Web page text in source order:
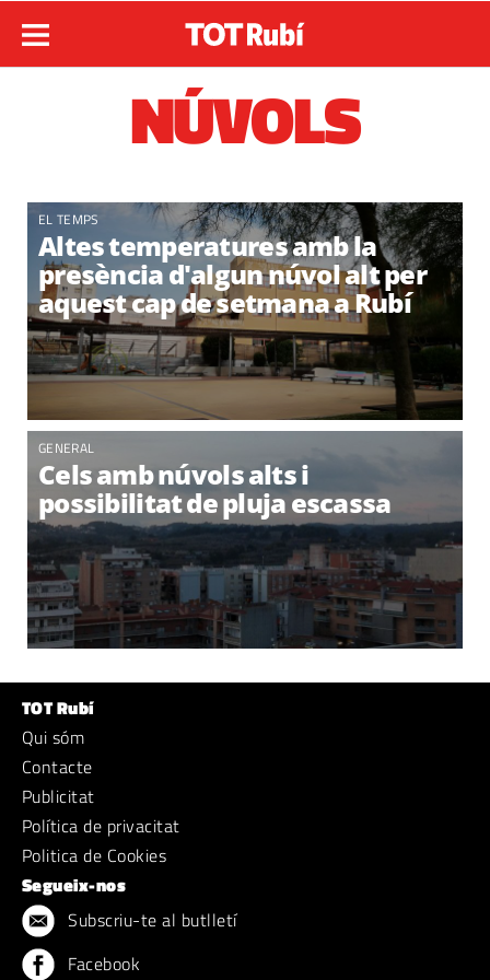
NÚVOLS
EL TEMPS
Altes temperatures amb la
presència d'algun núvol alt per
aquest cap de setmana a Rubí
GENERAL
Cels amb núvols alts i
possibilitat de pluja escassa
TOT Rubí
Qui sóm
Contacte
Publicitat
Política de privacitat
Politica de Cookies
Segueix-nos
Subscriu-te al butlletí
Facebook